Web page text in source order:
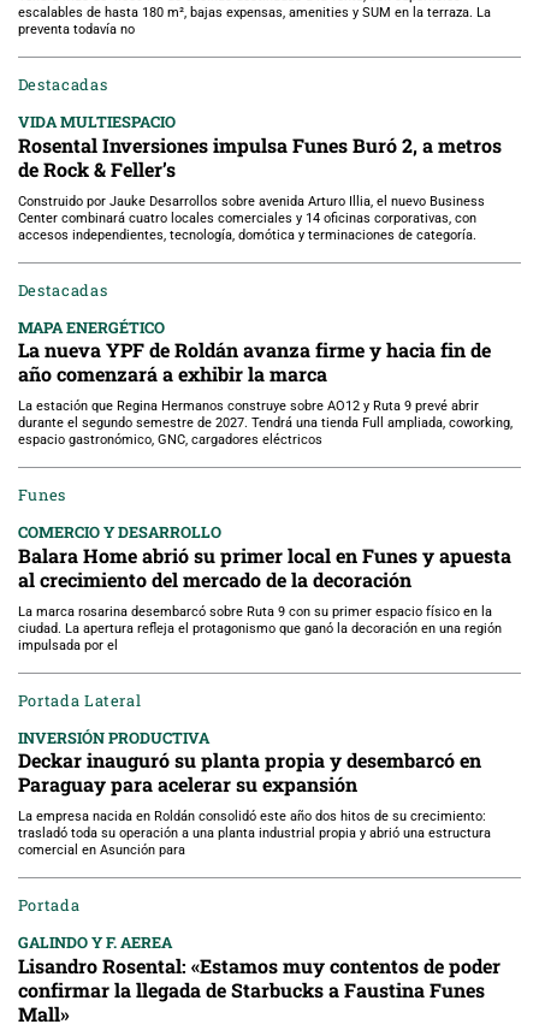
escalables de hasta 180 m², bajas expensas, amenities y SUM en la terraza. La
preventa todavía no
Destacadas
VIDA MULTIESPACIO
Rosental Inversiones impulsa Funes Buró 2, a metros
de Rock & Feller’s
Construido por Jauke Desarrollos sobre avenida Arturo Illia, el nuevo Business
Center combinará cuatro locales comerciales y 14 oficinas corporativas, con
accesos independientes, tecnología, domótica y terminaciones de categoría.
Destacadas
MAPA ENERGÉTICO
La nueva YPF de Roldán avanza firme y hacia fin de
año comenzará a exhibir la marca
La estación que Regina Hermanos construye sobre AO12 y Ruta 9 prevé abrir
durante el segundo semestre de 2027. Tendrá una tienda Full ampliada, coworking,
espacio gastronómico, GNC, cargadores eléctricos
Funes
COMERCIO Y DESARROLLO
Balara Home abrió su primer local en Funes y apuesta
al crecimiento del mercado de la decoración
La marca rosarina desembarcó sobre Ruta 9 con su primer espacio físico en la
ciudad. La apertura refleja el protagonismo que ganó la decoración en una región
impulsada por el
Portada Lateral
INVERSIÓN PRODUCTIVA
Deckar inauguró su planta propia y desembarcó en
Paraguay para acelerar su expansión
La empresa nacida en Roldán consolidó este año dos hitos de su crecimiento:
trasladó toda su operación a una planta industrial propia y abrió una estructura
comercial en Asunción para
Portada
GALINDO Y F. AEREA
Lisandro Rosental: «Estamos muy contentos de poder
confirmar la llegada de Starbucks a Faustina Funes
Mall»